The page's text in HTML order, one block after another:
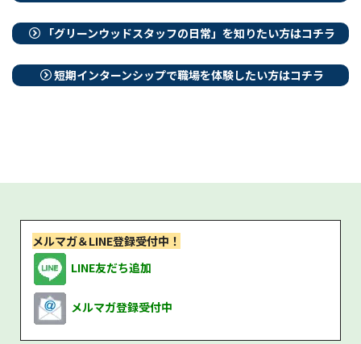
「グリーンウッドスタッフの日常」を知りたい方はコチラ
短期インターンシップで職場を体験したい方はコチラ
メルマガ＆LINE登録受付中！
LINE友だち追加
メルマガ登録受付中